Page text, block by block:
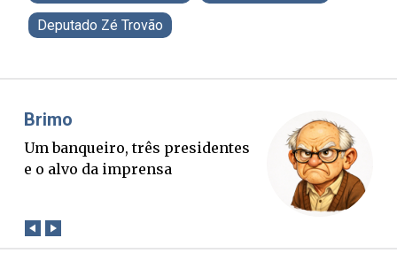
Deputado Zé Trovão
Brimo
Um banqueiro, três presidentes
e o alvo da imprensa